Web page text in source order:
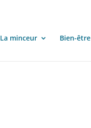
La minceur Bien-être